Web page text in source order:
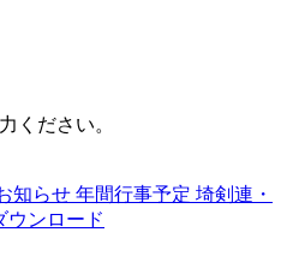
ください。
知らせ 年間行事予定 埼剣連・
ウンロード